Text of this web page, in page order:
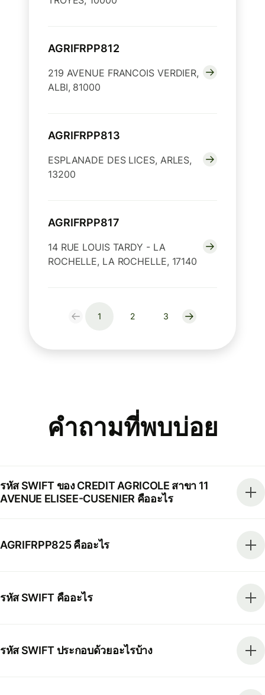
AGRIFRPP812
219 AVENUE FRANCOIS VERDIER,
ALBI, 81000
AGRIFRPP813
ESPLANADE DES LICES, ARLES,
13200
AGRIFRPP817
14 RUE LOUIS TARDY - LA
ROCHELLE, LA ROCHELLE, 17140
1 2 3
คำถามที่พบบ่อย
รหัส SWIFT ของ CREDIT AGRICOLE สาขา 11
AVENUE ELISEE-CUSENIER คืออะไร
AGRIFRPP825 คืออะไร
รหัส SWIFT คืออะไร
รหัส SWIFT ประกอบด้วยอะไรบ้าง